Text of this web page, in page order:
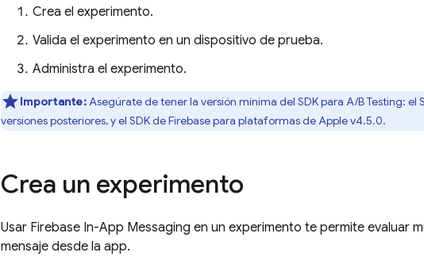
Crea el experimento.
Valida el experimento en un dispositivo de prueba.
Administra el experimento.
Importante:Asegúrate de tener la versión mínima del SDK para A/B Testing: el
versiones posteriores, y el SDK deFirebasepara plataformas deApplev4.5.0.
Crea un experimento
Usar Firebase In-App Messaging en un experimento te permite evaluar
mensaje desde la app.